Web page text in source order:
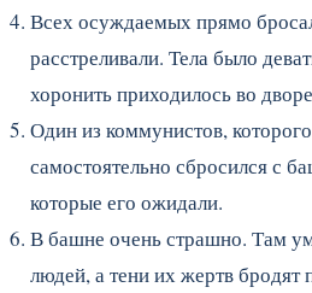
Всех осуждаемых прямо
расстреливали. Тела было
хоронить приходилось во
Один из коммунистов,
самостоятельно сбросился с
которые его ожидали.
В башне очень страшно. Там
людей, а тени их жертв